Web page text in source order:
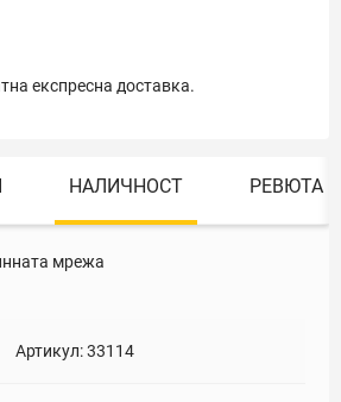
експресна доставка.
НАЛИЧНОСТ РЕВЮТА
мрежа
Артикул:33114